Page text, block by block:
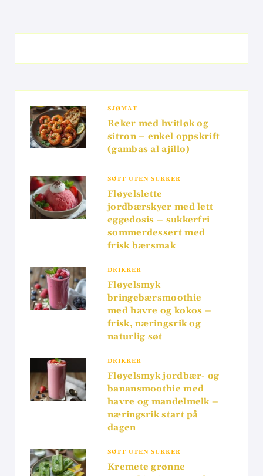
SJØMAT
Reker med hvitløk og
sitron – enkel oppskrift
(gambas al ajillo)
SØTT UTEN SUKKER
Fløyelslette
jordbærskyer med lett
eggedosis – sukkerfri
sommerdessert med
frisk bærsmak
DRIKKER
Fløyelsmyk
bringebærsmoothie
med havre og kokos –
frisk, næringsrik og
naturlig søt
DRIKKER
Fløyelsmyk jordbær- og
banansmoothie med
havre og mandelmelk –
næringsrik start på
dagen
SØTT UTEN SUKKER
Kremete grønne